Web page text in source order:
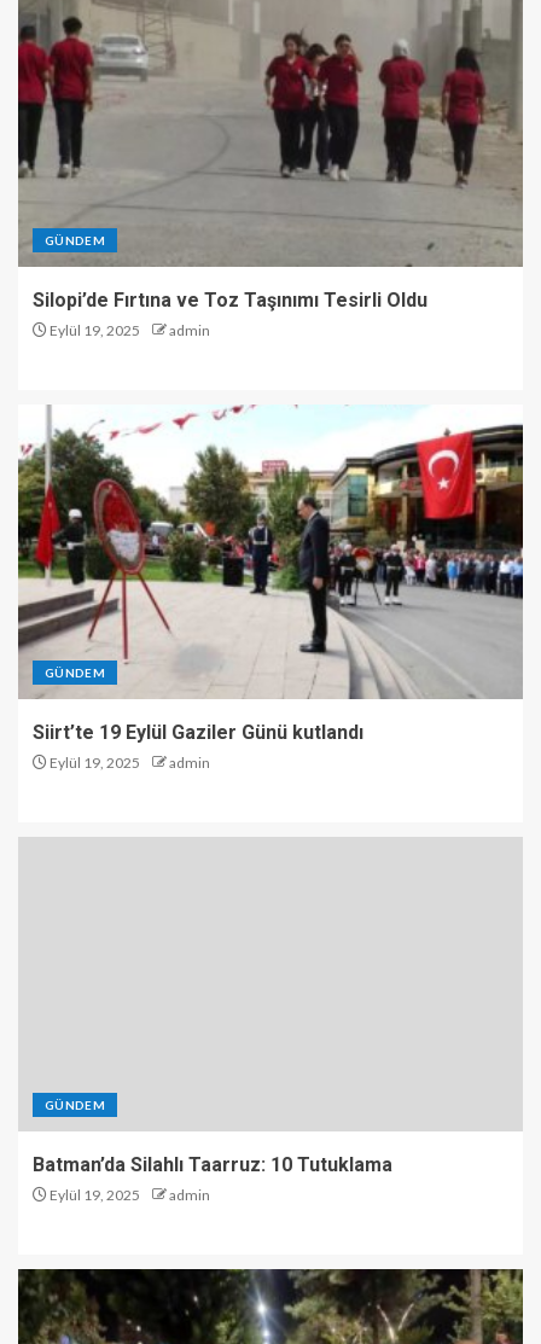
GÜNDEM
Silopi’de Fırtına ve Toz Taşınımı Tesirli Oldu
Eylül 19, 2025 admin
GÜNDEM
Siirt’te 19 Eylül Gaziler Günü kutlandı
Eylül 19, 2025 admin
GÜNDEM
Batman’da Silahlı Taarruz: 10 Tutuklama
Eylül 19, 2025 admin